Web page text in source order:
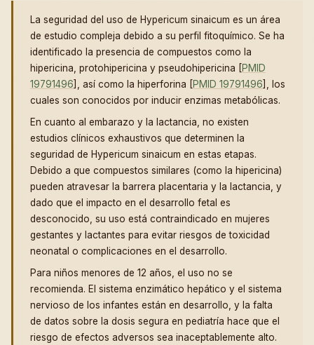
La seguridad del uso de Hypericum sinaicum es un área
de estudio compleja debido a su perfil fitoquímico. Se ha
identificado la presencia de compuestos como la
hipericina, protohipericina y pseudohipericina [PMID
19791496], así como la hiperforina [PMID 19791496], los
cuales son conocidos por inducir enzimas metabólicas.
En cuanto al embarazo y la lactancia, no existen
estudios clínicos exhaustivos que determinen la
seguridad de Hypericum sinaicum en estas etapas.
Debido a que compuestos similares (como la hipericina)
pueden atravesar la barrera placentaria y la lactancia, y
dado que el impacto en el desarrollo fetal es
desconocido, su uso está contraindicado en mujeres
gestantes y lactantes para evitar riesgos de toxicidad
neonatal o complicaciones en el desarrollo.
Para niños menores de 12 años, el uso no se
recomienda. El sistema enzimático hepático y el sistema
nervioso de los infantes están en desarrollo, y la falta
de datos sobre la dosis segura en pediatría hace que el
riesgo de efectos adversos sea inaceptablemente alto.